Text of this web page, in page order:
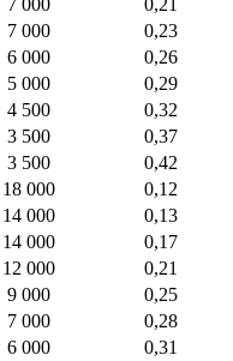
7 000
0,23
6 000
0,26
5 000
0,29
4 500
0,32
3 500
0,37
3 500
0,42
18 000
0,12
14 000
0,13
14 000
0,17
12 000
0,21
9 000
0,25
7 000
0,28
6 000
0,31